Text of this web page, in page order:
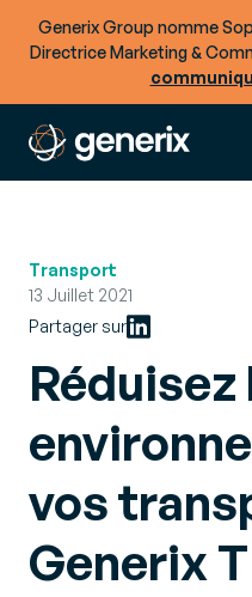
Generix Group nomme
Directrice Marketing &
Transport
13 Juillet 2021
Partager sur
Réduisez
vos
Generix